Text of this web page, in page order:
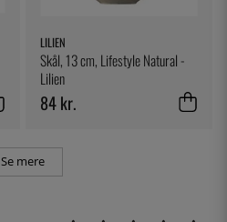
LILIEN
Skål, 13 cm, Lifestyle Natural -
Lilien
84 kr.
Se mere